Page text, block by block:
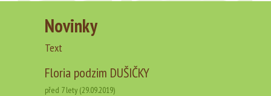
Novinky
Text
Floria podzim DUŠIČKY
před 7 lety (29.09.2019)